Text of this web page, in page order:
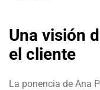
Una visión
el cliente
La ponencia de Ana